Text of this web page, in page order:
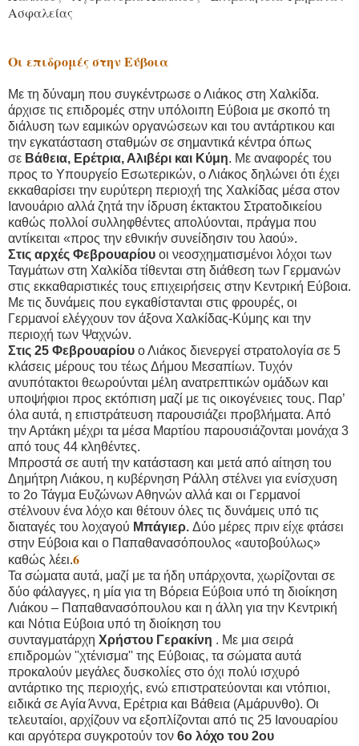
Ασφαλείας
Οι επιδρομές στην Εύβοια
Με τη δύναμη που συγκέντρωσε ο Λιάκος στη Χαλκίδα.
άρχισε τις επιδρομές στην υπόλοιπη Εύβοια με σκοπό τη
διάλυση των εαμικών οργανώσεων και του αντάρτικου και
την εγκατάσταση σταθμών σε σημαντικά κέντρα όπως
σε Βάθεια, Ερέτρια, Αλιβέρι και Κύμη. Με αναφορές του
προς το Υπουργείο Εσωτερικών, ο Λιάκος δηλώνει ότι έχει
εκκαθαρίσει την ευρύτερη περιοχή της Χαλκίδας μέσα στον
Ιανουάριο αλλά ζητά την ίδρυση έκτακτου Στρατοδικείου
καθώς πολλοί συλληφθέντες απολύονται, πράγμα που
αντίκειται «προς την εθνικήν συνείδησιν του λαού».
Στις αρχές Φεβρουαρίου οι νεοσχηματισμένοι λόχοι των
Ταγμάτων στη Χαλκίδα τίθενται στη διάθεση των Γερμανών
στις εκκαθαριστικές τους επιχειρήσεις στην Κεντρική Εύβοια.
Με τις δυνάμεις που εγκαθίστανται στις φρουρές, οι
Γερμανοί ελέγχουν τον άξονα Χαλκίδας-Κύμης και την
περιοχή των Ψαχνών.
Στις 25 Φεβρουαρίου ο Λιάκος διενεργεί στρατολογία σε 5
κλάσεις μέρους του τέως Δήμου Μεσαπίων. Τυχόν
ανυπότακτοι θεωρούνται μέλη ανατρεπτικών ομάδων και
υποψήφιοι προς εκτόπιση μαζί με τις οικογένειες τους. Παρ’
όλα αυτά, η επιστράτευση παρουσιάζει προβλήματα. Από
την Αρτάκη μέχρι τα μέσα Μαρτίου παρουσιάζονται μονάχα 3
από τους 44 κληθέντες.
Μπροστά σε αυτή την κατάσταση και μετά από αίτηση του
Δημήτρη Λιάκου, η κυβέρνηση Ράλλη στέλνει για ενίσχυση
το 2ο Τάγμα Ευζώνων Αθηνών αλλά και οι Γερμανοί
στέλνουν ένα λόχο και θέτουν όλες τις δυνάμεις υπό τις
διαταγές του λοχαγού Μπάγιερ. Δύο μέρες πριν είχε φτάσει
στην Εύβοια και ο Παπαθανασόπουλος «αυτοβούλως»
καθώς λέει.6
Τα σώματα αυτά, μαζί με τα ήδη υπάρχοντα, χωρίζονται σε
δύο φάλαγγες, η μία για τη Βόρεια Εύβοια υπό τη διοίκηση
Λιάκου – Παπαθανασόπουλου και η άλλη για την Κεντρική
και Νότια Εύβοια υπό τη διοίκηση του
συνταγματάρχη Χρήστου Γερακίνη . Με μια σειρά
επιδρομών ''χτένισμα'' της Εύβοιας, τα σώματα αυτά
προκαλούν μεγάλες δυσκολίες στο όχι πολύ ισχυρό
αντάρτικο της περιοχής, ενώ επιστρατεύονται και ντόπιοι,
ειδικά σε Αγία Άννα, Ερέτρια και Βάθεια (Αμάρυνθο). Οι
τελευταίοι, αρχίζουν να εξοπλίζονται από τις 25 Ιανουαρίου
και αργότερα συγκροτούν τον 6ο λόχο του 2ου